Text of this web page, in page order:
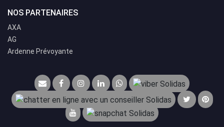
NOS PARTENAIRES
AXA
AG
Ardenne Prévoyante